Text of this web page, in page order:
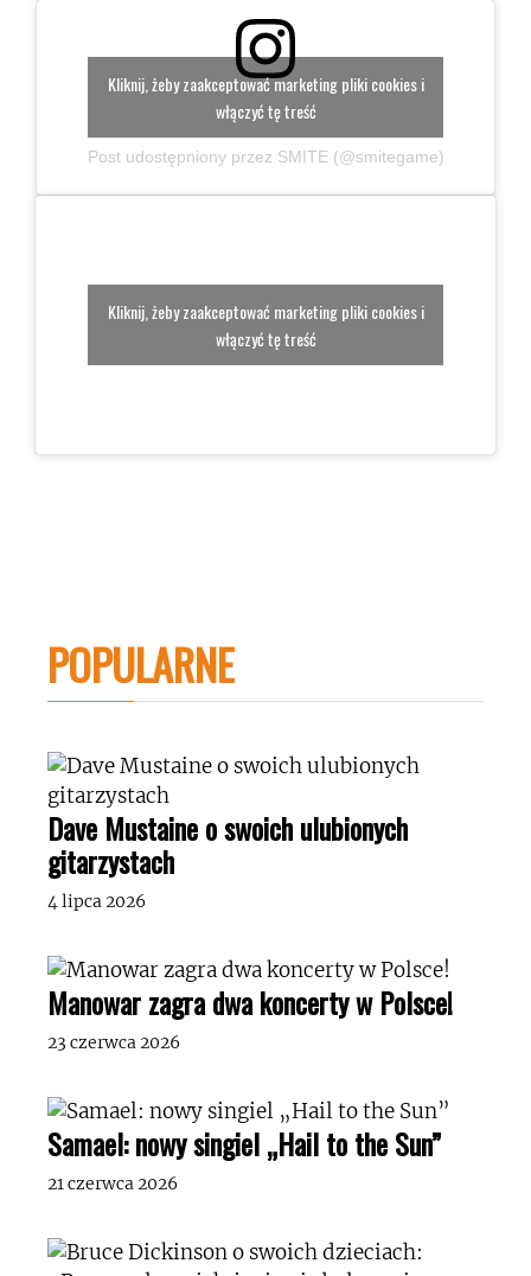
Post udostępniony przez SMITE (@smitegame)
Kliknij, żeby zaakceptować marketing pliki cookies i
włączyć tę treść
Kliknij, żeby zaakceptować marketing pliki cookies i
włączyć tę treść
POPULARNE
Dave Mustaine o swoich ulubionych
gitarzystach
4 lipca 2026
Manowar zagra dwa koncerty w Polsce!
23 czerwca 2026
Samael: nowy singiel „Hail to the Sun”
21 czerwca 2026